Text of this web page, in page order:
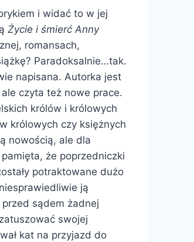
i widać to w jej
Życie i śmierć Anny
romansach,
Paradoksalnie…tak.
napisana. Autorka jest
czyta też nowe prace.
królów i królowych
królowych czy księżnych
nowością, ale dla
że poprzedniczki
potraktowane dużo
ją
sądem żadnej
swojej
kat na przyjazd do